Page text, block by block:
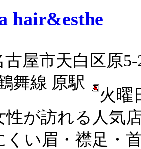
hair&esthe
屋市天白区原5-
舞線 原駅
火曜
性が訪れる人気
くい眉・襟足・